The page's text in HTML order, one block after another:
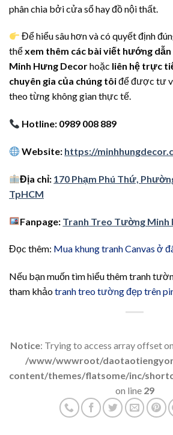
phân chia bởi cửa sổ hay đồ nội thất.
Để hiểu sâu hơn và có quyết định
thểxem thêm các bài viết hướng
Minh Hưng Decorhoặc liên hệ trực
chuyên gia của chúng tôiđể được tư
theo từng không gian thực tế.
Hotline: 0989 008 889
Website: https://
Địa chỉ: 170 Phạm Phú Thứ,
TpHCM
Fanpage: Tranh Treo Tường Minh
Đọc thêm: Mua khung tranh Canvas ở
Nếu bạn muốn tìm hiểu thêm tranh
tham khảotranh treo tường đẹp trên
Notice: Trying to access array offset
/www/wwwroot/
content/themes/flatsome/inc/
on line 29